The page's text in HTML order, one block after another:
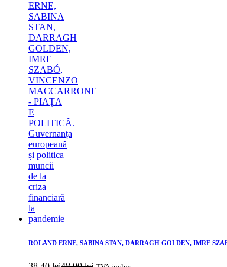
ROLAND ERNE, SABINA STAN, DARRAGH GOLDEN, IMRE